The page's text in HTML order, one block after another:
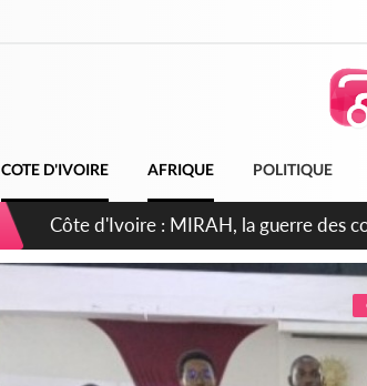
COTE D'IVOIRE AFRIQUE POLITIQUE
Côte d'Ivoire : Indépendance 2026,